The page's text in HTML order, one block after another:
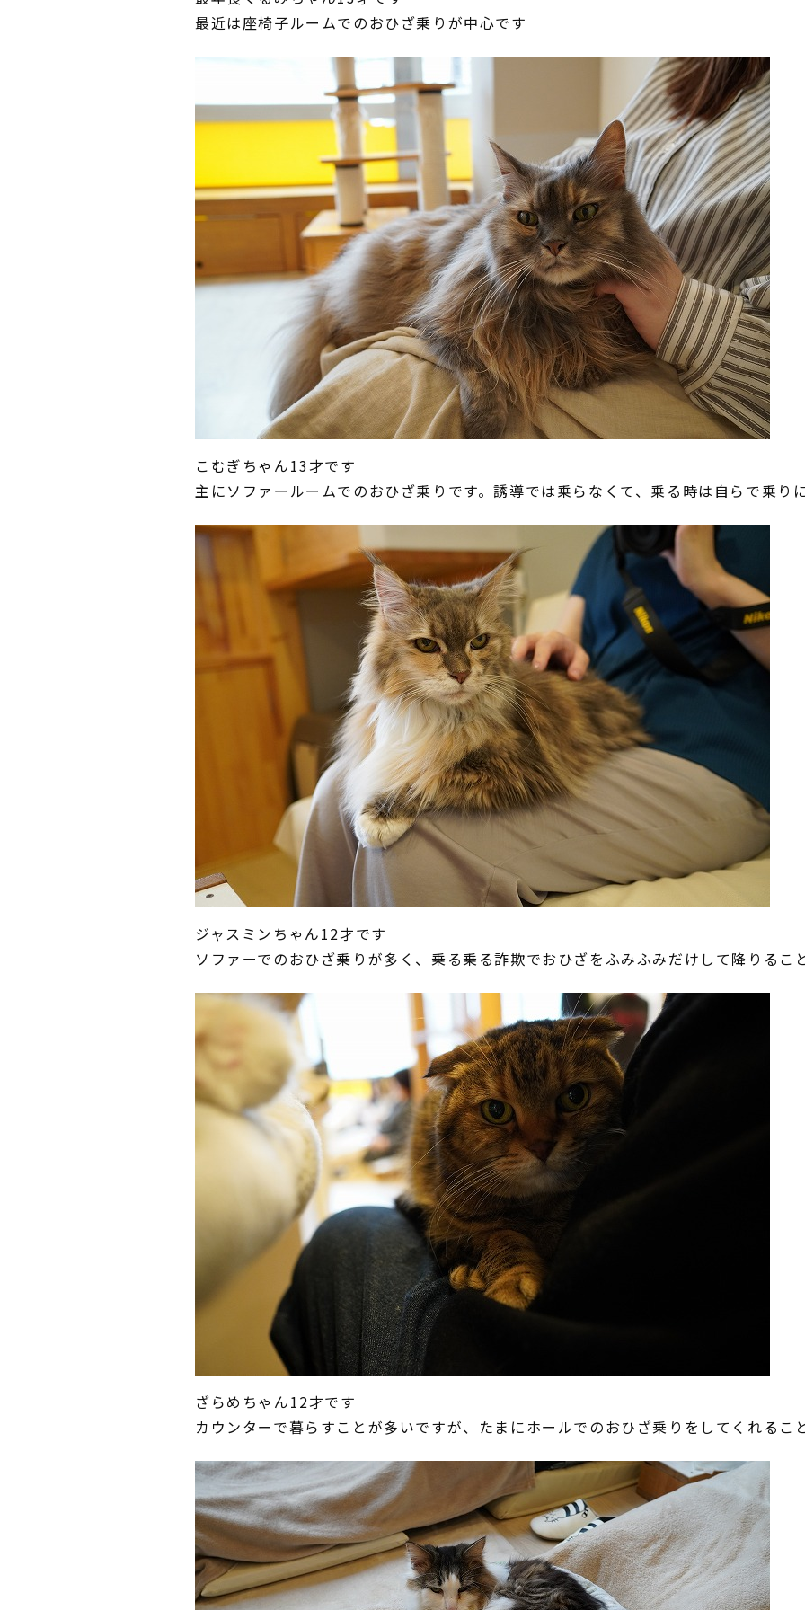
最近は座椅子ルームでのおひざ乗りが中心です
こむぎちゃん13才です
主にソファールームでのおひざ乗りです。誘導では乗らなくて、乗る時は自らで乗り
ジャスミンちゃん12才です
ソファーでのおひざ乗りが多く、乗る乗る詐欺でおひざをふみふみだけして降りるこ
ざらめちゃん12才です
カウンターで暮らすことが多いですが、たまにホールでのおひざ乗りをしてくれるこ